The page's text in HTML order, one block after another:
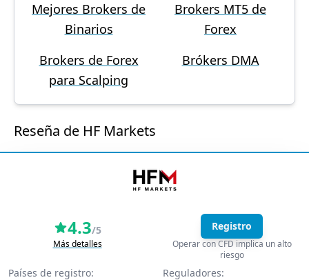
Mejores Brokers de
Binarios
Brokers MT5 de
Forex
Brokers de Forex
para Scalping
Brókers DMA
Reseña de HF Markets
4.3/5
Más detalles
Registro
Operar con CFD implica un alto
riesgo
Países de registro: Reguladores: